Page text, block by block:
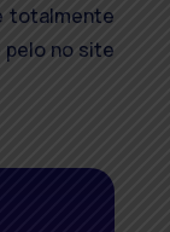
totalmente
pelo no site